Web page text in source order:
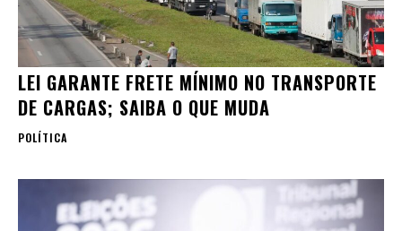
LEI GARANTE FRETE MÍNIMO NO TRANSPORTE
DE CARGAS; SAIBA O QUE MUDA
POLÍTICA